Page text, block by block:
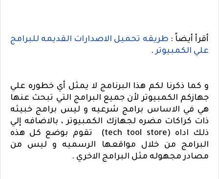
أقرأ أيضاً : طريقه تحميل الاصدارات القديمه للبرامج
علي الكمبيوتر.
و كما ذكرنا لكم هذا البرنامج لا يمثل أي خطوره علي
جهازكم الكمبيوتر لأن جميع البرامج التي تبحث عنها
هي في الاساس برامج شرعيه و ليس برامج خبيثه
ذات كراكات مضره لجهازك الكمبيوتر ، بالاضافه إلي
ذلك اداه (tech tool store)
تقوم بوضع كل هذه
البرامج من خلال مواقعها الرسميه و ليس من
مصادر مجهوله مثل البرامج الاخري .